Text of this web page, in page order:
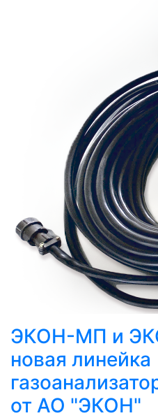
ЭКОН-МП и
новая линейка
от АО "ЭКОН"